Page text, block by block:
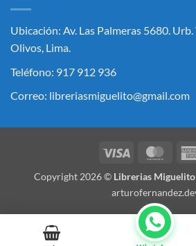
Ubicación: Av. Las Palmeras 5680.
Olivos, Lima.
Teléfono: 917 912 936
Correo: libreriasmiguelito@gmail.com
Visa
Copyright 2026 © Librerias Miguelito